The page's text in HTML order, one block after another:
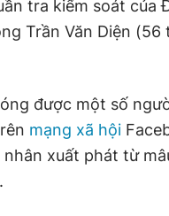
tra kiểm soát của
Trần Văn Diện (56
được một số
mạng xã hội
xuất phát từ